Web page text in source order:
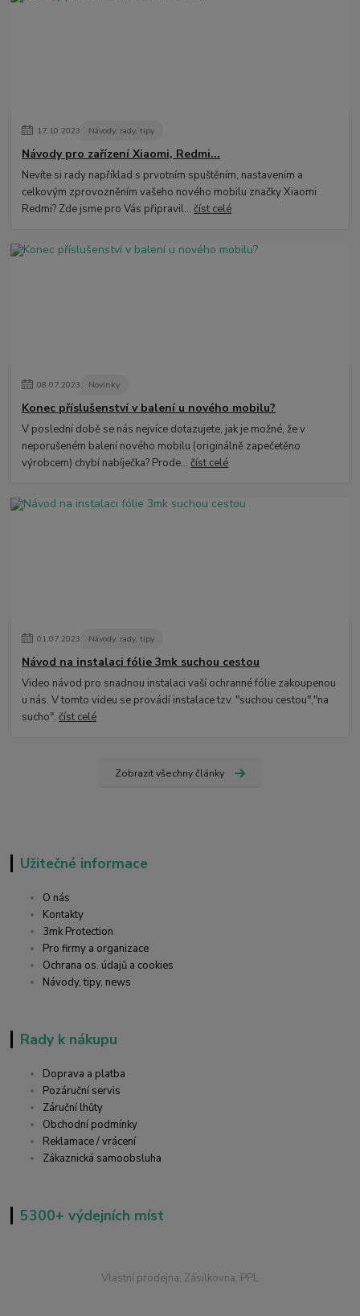
17.10.2023 Návody, rady, tipy
Návody pro zařízení Xiaomi, Redmi...
Nevíte si rady například s prvotním spuštěním, nastavením a
celkovým zprovozněním vašeho nového mobilu značky Xiaomi
Redmi? Zde jsme pro Vás připravil...číst celé
08.07.2023 Novinky
Konec příslušenství v balení u nového mobilu?
V poslední době se nás nejvíce dotazujete, jak je možné, že v
neporušeném balení nového mobilu (originálně zapečetěno
výrobcem) chybí nabíječka? Prode...číst celé
01.07.2023 Návody, rady, tipy
Návod na instalaci fólie 3mk suchou cestou
Video návod pro snadnou instalaci vaší ochranné fólie zakoupenou
u nás. V tomto videu se provádí instalace tzv. "suchou cestou","na
sucho".číst celé
Zobrazit všechny články
Užitečné informace
O nás
Kontakty
3mk Protection
Pro firmy a organizace
Ochrana os. údajů a cookies
Návody, tipy, news
Rady k nákupu
Doprava a platba
Pozáruční servis
Záruční lhůty
Obchodní podmínky
Reklamace / vrácení
Zákaznická samoobsluha
5300+ výdejních míst
Vlastní prodejna, Zásilkovna, PPL